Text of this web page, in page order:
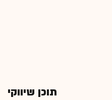
תוכן שיווקי